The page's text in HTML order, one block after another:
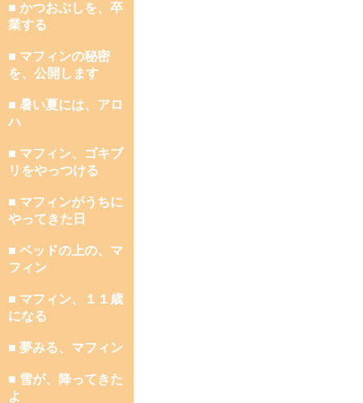
■ かつおぶしを、卒
業する
■ マフィンの秘密
を、公開します
■ 暑い夏には、アロ
ハ
■ マフィン、ゴキブ
リをやっつける
■ マフィンがうちに
やってきた日
■ ベッドの上の、マ
フィン
■ マフィン、１１歳
になる
■ 夢みる、マフィン
■ 雪が、降ってきた
よ